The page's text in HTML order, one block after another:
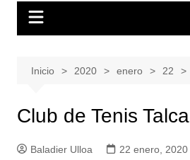
Inicio 2020 enero 22
Club de Tenis Talca
Baladier Ulloa 22 enero, 2020